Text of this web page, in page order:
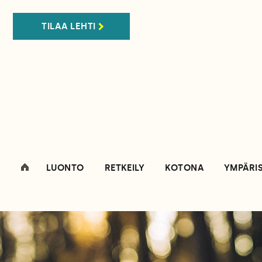
TILAA LEHTI
LUONTO RETKEILY KOTONA